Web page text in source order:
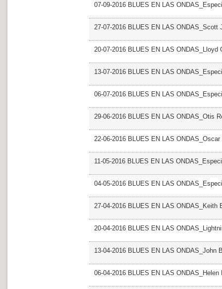
07-09-2016 BLUES EN LAS
27-07-2016 BLUES EN LAS ONDAS_Scott
20-07-2016 BLUES EN LAS ONDAS_Lloyd
13-07-2016 BLUES EN LAS
06-07-2016 BLUES EN LAS
29-06-2016 BLUES EN LAS ONDAS_Otis
22-06-2016 BLUES EN LAS ONDAS_Oscar
11-05-2016 BLUES EN LAS
04-05-2016 BLUES EN LAS
27-04-2016 BLUES EN LAS ONDAS_Keith
20-04-2016 BLUES EN LAS
13-04-2016 BLUES EN LAS ONDAS_John
06-04-2016 BLUES EN LAS ONDAS_Helen